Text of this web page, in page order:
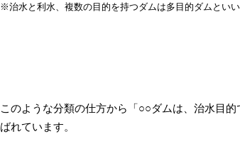
※治水と利水、複数の目的を持つダムは多目的ダムといい
このような分類の仕方から「○○ダムは、治水目
ばれています。